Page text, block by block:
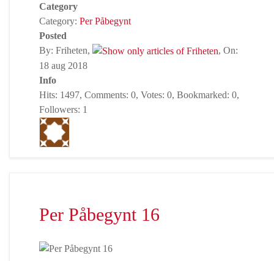
Category
Category: Per Påbegynt
Posted
By: Friheten,
, On:
18 aug 2018
Info
Hits: 1497, Comments: 0, Votes: 0, Bookmarked: 0,
Followers: 1
Per Påbegynt 16